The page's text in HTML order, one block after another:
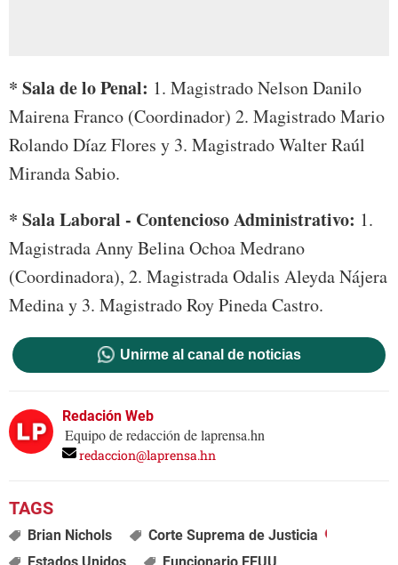
* Sala de lo Penal: 1. Magistrado Nelson Danilo
Mairena Franco (Coordinador) 2. Magistrado Mario
Rolando Díaz Flores y 3. Magistrado Walter Raúl
Miranda Sabio.
* Sala Laboral - Contencioso Administrativo: 1.
Magistrada Anny Belina Ochoa Medrano
(Coordinadora), 2. Magistrada Odalis Aleyda Nájera
Medina y 3. Magistrado Roy Pineda Castro.
Unirme al canal de noticias
Redación Web
Equipo de redacción de laprensa.hn
redaccion@laprensa.hn
Brian Nichols
Corte Suprema de Justicia